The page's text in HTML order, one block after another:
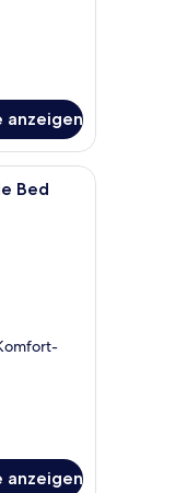
anzeigen
und einem
einem großen Bett,
Bed
anzeigen